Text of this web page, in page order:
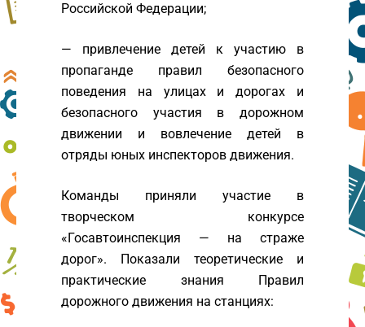
Российской Федерации;
— привлечение детей к участию в
пропаганде правил безопасного
поведения на улицах и дорогах и
безопасного участия в дорожном
движении и вовлечение детей в
отряды юных инспекторов движения.
Команды приняли участие в
творческом конкурсе
«Госавтоинспекция — на страже
дорог». Показали теоретические и
практические знания Правил
дорожного движения на станциях: